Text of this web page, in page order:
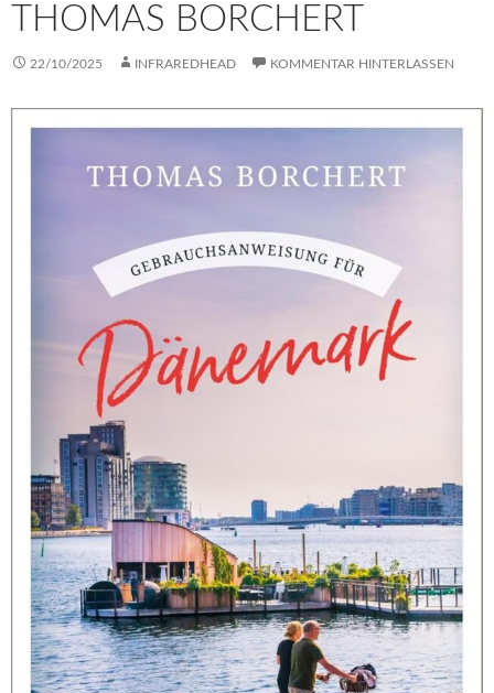
THOMAS BORCHERT
22/10/2025 INFRAREDHEAD KOMMENTAR HINTERLASSEN